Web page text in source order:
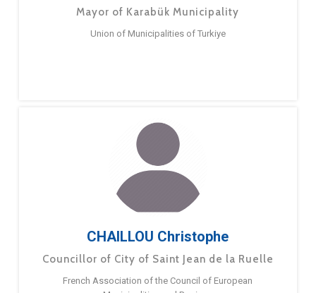
Mayor of Karabük Municipality
Union of Municipalities of Turkiye
CHAILLOU Christophe
Councillor of City of Saint Jean de la Ruelle
French Association of the Council of European